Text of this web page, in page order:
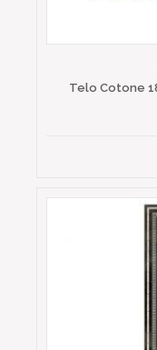
Telo Cotone